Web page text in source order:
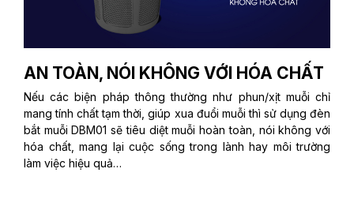
AN TOÀN, NÓI KHÔNG VỚI HÓA CHẤT
Nếu các biện pháp thông thường như phun/xịt muỗi chỉ
mang tính chất tạm thời, giúp xua đuổi muỗi thì sử dụng đèn
bắt muỗi DBM01 sẽ tiêu diệt muỗi hoàn toàn, nói không với
hóa chất, mang lại cuộc sống trong lành hay môi trường
làm việc hiệu quả…